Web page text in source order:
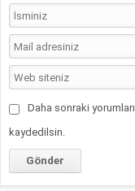
Daha sonraki
kaydedilsin.